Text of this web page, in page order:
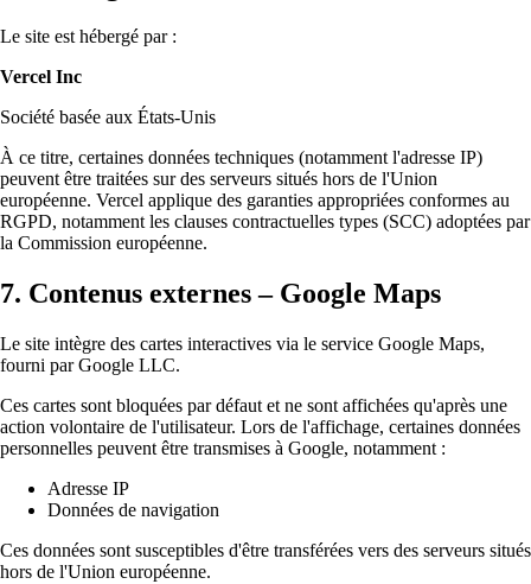
Le site est hébergé par :
Vercel Inc
Société basée aux États-Unis
À ce titre, certaines données techniques (notamment l'adresse IP)
peuvent être traitées sur des serveurs situés hors de l'Union
européenne. Vercel applique des garanties appropriées conformes au
RGPD, notamment les clauses contractuelles types (SCC) adoptées par
la Commission européenne.
7. Contenus externes – Google Maps
Le site intègre des cartes interactives via le service Google Maps,
fourni par Google LLC.
Ces cartes sont bloquées par défaut et ne sont affichées qu'après une
action volontaire de l'utilisateur. Lors de l'affichage, certaines données
personnelles peuvent être transmises à Google, notamment :
Adresse IP
Données de navigation
Ces données sont susceptibles d'être transférées vers des serveurs situés
hors de l'Union européenne.